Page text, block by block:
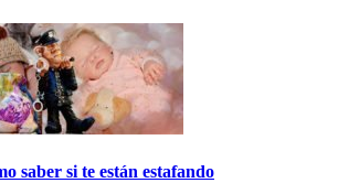
saber si te están estafando